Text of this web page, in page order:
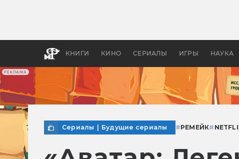
РЕКЛАМА
КНИГИ КИНО СЕРИАЛЫ ИГРЫ НАУКА
Сериалы Будущие сериалы #РЕМЕЙК#